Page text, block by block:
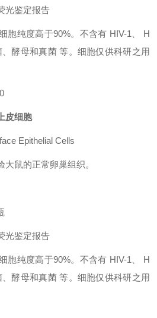
光鉴定报告
胞纯度高于90%。不含有 HIV-1、 H
酵母和真菌 等。细胞仅供科研之用
皮细胞
Epithelial Cells
鼠的正常卵巢组织。
光鉴定报告
胞纯度高于90%。不含有 HIV-1、 H
酵母和真菌 等。细胞仅供科研之用